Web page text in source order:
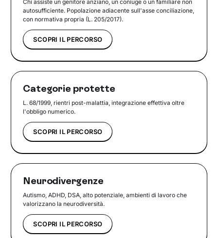
Chi assiste un genitore anziano, un coniuge o un familiare non
autosufficiente. Popolazione adiacente sull'asse conciliazione,
con normativa propria (L. 205/2017).
SCOPRI IL PERCORSO
Categorie protette
L. 68/1999, rientri post-malattia, integrazione effettiva oltre
l'obbligo numerico.
SCOPRI IL PERCORSO
Neurodivergenze
Autismo, ADHD, DSA, alto potenziale, ambienti di lavoro che
valorizzano la neurodiversità.
SCOPRI IL PERCORSO